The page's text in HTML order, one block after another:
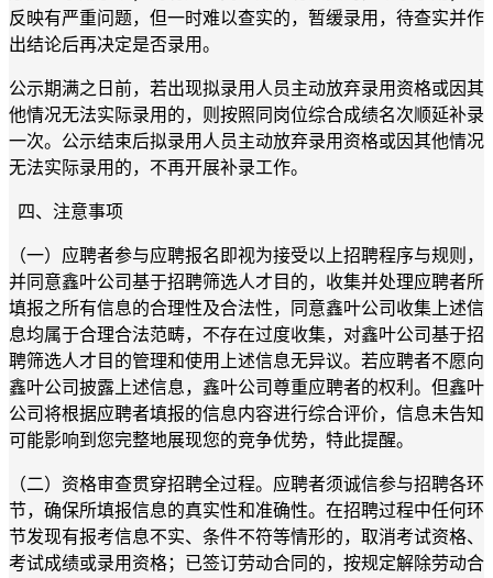
反映有严重问题，但一时难以查实的，暂缓录用，待查实并作
出结论后再决定是否录用。
公示期满之日前，若出现拟录用人员主动放弃录用资格或因其
他情况无法实际录用的，则按照同岗位综合成绩名次顺延补录
一次。公示结束后拟录用人员主动放弃录用资格或因其他情况
无法实际录用的，不再开展补录工作。
四、注意事项
（一）应聘者参与应聘报名 即视为接受以上招聘程序与规则，
并同意鑫叶公司基于招聘筛选人才目的，收集并处理应聘者所
填报之所有信息的合理性及合法性，同意鑫叶公司 收集上述信
息均属于合理合法范畴，不存在过度收集，对鑫叶公司基于招
聘筛选人才目的管理和使用上述信息无异议。若应聘者不愿向
鑫叶公司披露上述信息， 鑫叶公司尊重应聘者的权利。但鑫叶
公司将根据应聘者填报的信息内容进行综合评价，信息未告知
可能影响到您完整地展现您的竞争优势，特此提醒。
（二） 资格审查贯穿招聘全过程。 应聘者须诚信参与招聘各环
节，确保所填报信息的真实性和准确性。 在招聘过程中任何环
节发现有报考信息不实、条件不符等情形的， 取消考试资格、
考试成绩或录用资格； 已签订劳动合同的，按规定解除劳动合